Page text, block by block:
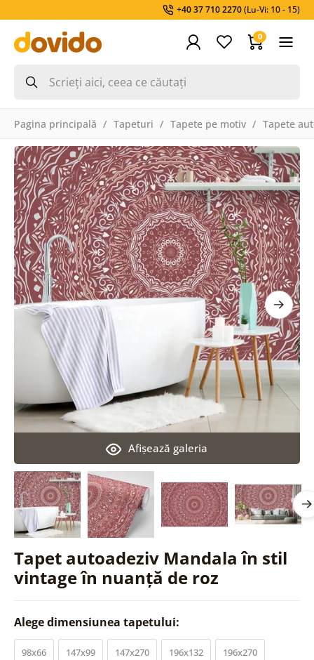
+40 37 710 2270(Lu-Vi: 10 - 15)
0
Pagina principală Tapeturi Tapete pe motiv Tapete
Tapet autoadeziv Mandala în stil
vintage în nuanță de roz
Afişează galeria
Alege dimensiunea tapetului:
98x66 147x99 147x270 196x132 196x270